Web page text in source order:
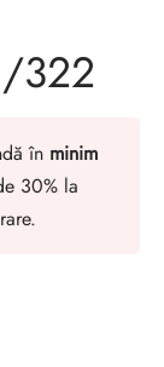
322
în minim
30% la